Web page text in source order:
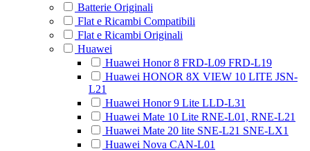
Batterie Originali
Flat e Ricambi Compatibili
Flat e Ricambi Originali
Huawei
Huawei Honor 8 FRD-L09 FRD-L19
Huawei HONOR 8X VIEW 10 LITE JSN-
L21
Huawei Honor 9 Lite LLD-L31
Huawei Mate 10 Lite RNE-L01, RNE-L21
Huawei Mate 20 lite SNE-L21 SNE-LX1
Huawei Nova CAN-L01